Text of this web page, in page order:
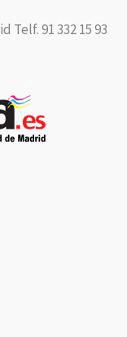
Telf. 91 332 15 93